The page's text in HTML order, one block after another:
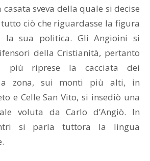
sveva della quale si decise
ciò che riguardasse la figura
la sua politica. Gli Angioini si
della Cristianità, pertanto
più riprese la cacciata dei
zona, sui monti più alti, in
e Celle San Vito, si insediò una
voluta da Carlo d’Angiò. In
si parla tuttora la lingua